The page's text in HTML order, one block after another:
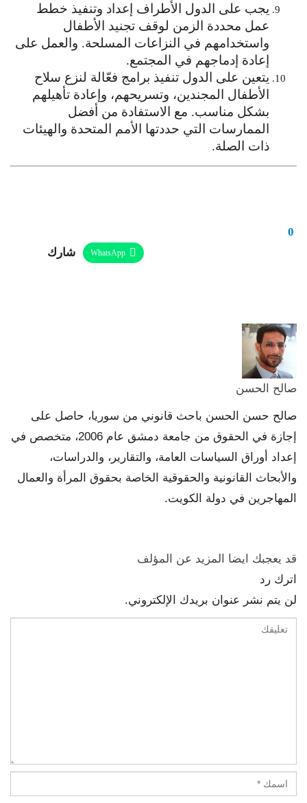
يجب على الدول الأطراف إعداد وتنفيذ خطط
عمل محددة الزمن لوقف تجنيد الأطفال
واستخدامهم في النزاعات المسلحة. والعمل على
إعادة إدماجهم في المجتمع.
يتعين على الدول تنفيذ برامج فعّالة لنزع سلاح
الأطفال المجندين، وتسريحهم، وإعادة تأهيلهم
بشكل مناسب. مع الاستفادة من أفضل
الممارسات التي حددتها الأمم المتحدة والهيئات
ذات الصلة.
0
شارك
WhatsApp
صالح الحسن
صالح حسن الحسن باحث قانوني من سوريا، حاصل على
إجازة في الحقوق من جامعة دمشق عام 2006، متخصص في
إعداد أوراق السياسات العامة، والتقارير، والدراسات،
والأبحاث القانونية والحقوقية الخاصة بحقوق المرأة والعمال
المهاجرين في دولة الكويت.
قد يعجبك ايضا
المزيد عن المؤلف
اترك رد
لن يتم نشر عنوان بريدك الإلكتروني.